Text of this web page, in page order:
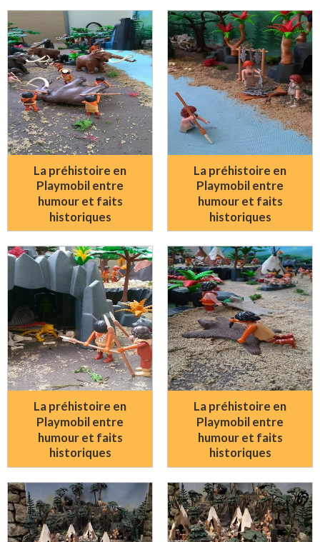
La préhistoire en
Playmobil entre
humour et faits
historiques
La préhistoire en
Playmobil entre
humour et faits
historiques
La préhistoire en
Playmobil entre
humour et faits
historiques
La préhistoire en
Playmobil entre
humour et faits
historiques